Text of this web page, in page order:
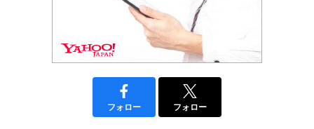
フォロー フォロー